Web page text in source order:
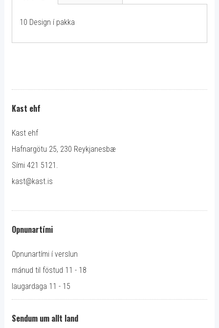
10 Design í pakka
Kast ehf
Kast ehf
Hafnargötu 25, 230 Reykjanesbæ
Sími 421 5121.
kast@kast.is
Opnunartími
Opnunartími í verslun
mánud til föstud 11 - 18
laugardaga 11 - 15
Sendum um allt land